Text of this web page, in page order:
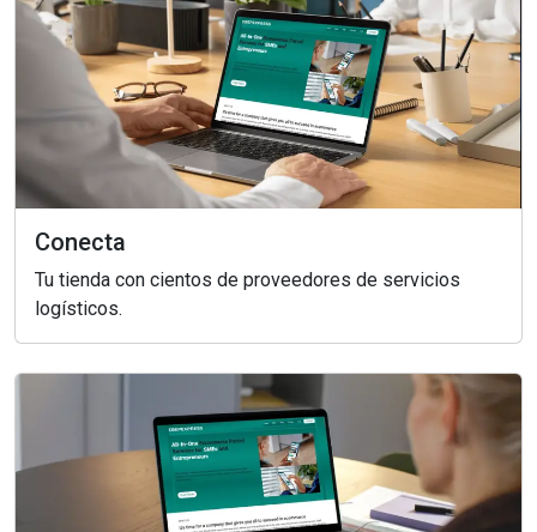
Conecta
Tu tienda con cientos de proveedores de servicios
logísticos.